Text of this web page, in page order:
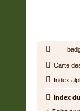
Carte
Index
Index